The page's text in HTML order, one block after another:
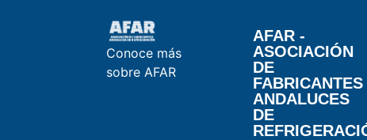
Conoce más
sobre AFAR
AFAR -
ASOCIACIÓN
DE
FABRICANTES
ANDALUCES
DE